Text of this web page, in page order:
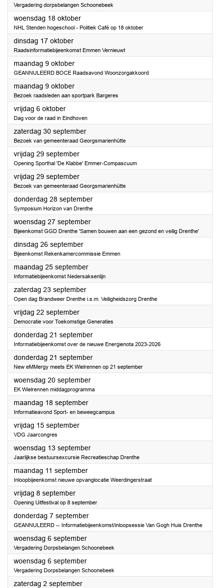
Vergadering dorpsbelangen Schoonebeek
woensdag 18 oktober2023
NHL Stenden hogeschool - Politiek Café op 18 oktober
dinsdag 17 oktober2023
Raadsinformatiebijeenkomst Emmen Vernieuwt
maandag 9 oktober2023
GEANNULEERD BOCE Raadsavond Woonzorgakkoord
maandag 9 oktober2023
Bezoek raadsleden aan sportpark Bargeres
vrijdag 6 oktober2023
Dag voor de raad in Eindhoven
zaterdag 30 september2023
Bezoek van gemeenteraad Georgsmarienhütte
vrijdag 29 september2023
Opening Sporthal 'De Klabbe' Emmer-Compascuum
vrijdag 29 september2023
Bezoek van gemeenteraad Georgsmarienhütte
donderdag 28 september2023
Symposium Horizon van Drenthe
woensdag 27 september2023
Bijeenkomst GGD Drenthe 'Samen bouwen aan een gezond en veilig Drenthe'
dinsdag 26 september2023
Bijeenkomst Rekenkamercommissie Emmen
maandag 25 september2023
Informatiebijeenkomst Nedersaksenlijn
zaterdag 23 september2023
Open dag Brandweer Drenthe i.s.m. Veiligheidszorg Drenthe
vrijdag 22 september2023
Democratie voor Toekomstige Generaties
donderdag 21 september2023
Informatiebijeenkomst over de nieuwe Energienota 2023-2026
donderdag 21 september2023
New eMMergy meets EK Wielrennen op 21 september
woensdag 20 september2023
EK Wielrennen middagprogramma
maandag 18 september2023
Informatieavond Sport- en beweegcampus
vrijdag 15 september2023
VDG Jaarcongres
woensdag 13 september2023
Jaarlijkse bestuursexcursie Recreatieschap Drenthe
maandag 11 september2023
Inloopbijeenkomst nieuwe opvanglocatie Weerdingerstraat
vrijdag 8 september2023
Opening Uitfestival op 8 september
donderdag 7 september2023
GEANNULEERD -- Informatiebijeenkomst/inloopsessie Van Gogh Huis Drenthe
woensdag 6 september2023
Vergadering Dorpsbelangen Schoonebeek
woensdag 6 september2023
Vergadering Dorpsbelangen Schoonebeek
zaterdag 2 september2023